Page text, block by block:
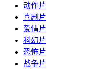
动作片
喜剧片
爱情片
科幻片
恐怖片
战争片